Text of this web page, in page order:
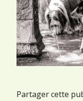
Partager cette